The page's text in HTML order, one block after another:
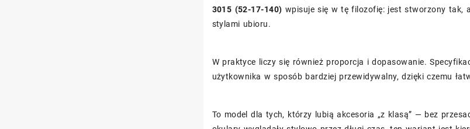
3015 (52-17-140) wpisuje się w tę filozofię: jest stworzony tak,
stylami ubioru.
W praktyce liczy się również proporcja i dopasowanie.
użytkownika w sposób bardziej przewidywalny, dzięki czemu
To model dla tych, którzy lubią akcesoria „z klasą” — bez